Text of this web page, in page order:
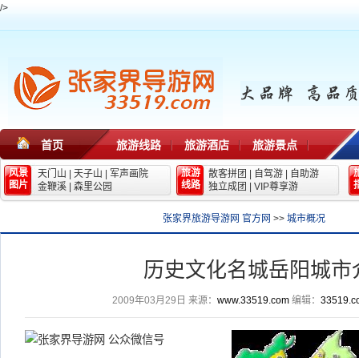
/>
首页 旅游线路 旅游酒店 旅游景点
风景
图片
天门山 天子山
军声画院
金鞭溪
森里公园
旅游
线路
散客拼团 自驾游
自助游
独立成团
VIP尊享游
张家界旅游导游网 官方网 >> 城市概况
历史文化名城岳阳城市
2009年03月29日 来源： www.33519.com编辑：